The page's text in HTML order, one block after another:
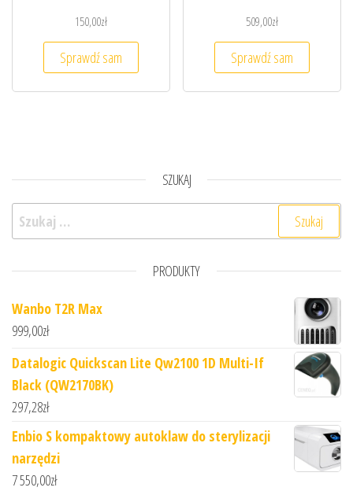
150,00zł
Sprawdź sam
509,00zł
Sprawdź sam
SZUKAJ
Szukaj:
PRODUKTY
Wanbo T2R Max
999,00zł
Datalogic Quickscan Lite Qw2100 1D Multi-If
Black (QW2170BK)
297,28zł
Enbio S kompaktowy autoklaw do sterylizacji
narzędzi
7 550,00zł